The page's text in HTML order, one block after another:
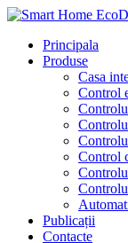
Principala
Produse
Casa
Control
Control
Publicații
Contacte